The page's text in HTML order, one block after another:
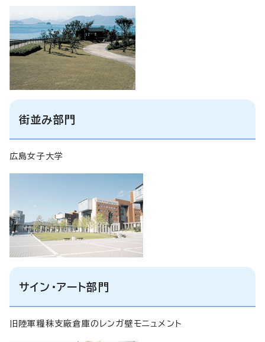
街並み部門
広島女子大学
サイン・アート部門
旧陸軍糧秣支廠倉庫のレンガ壁モニュメント